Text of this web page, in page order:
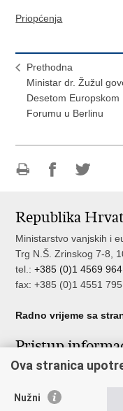
Priopćenja
Prethodna
Ministar dr. Žužul
Desetom Europskom
Forumu u Berlinu
Facebooku
Twitteru
Republika
Ministarstvo vanjskih i
Trg N.Š. Zrinskog 7-8,
tel.:+385 (0)1 4569 964
fax: +385 (0)1 4551
Radno vrijeme sa
Pristup
Pristup informacijama
Nepravilnosti
Ova stranica
Nužni